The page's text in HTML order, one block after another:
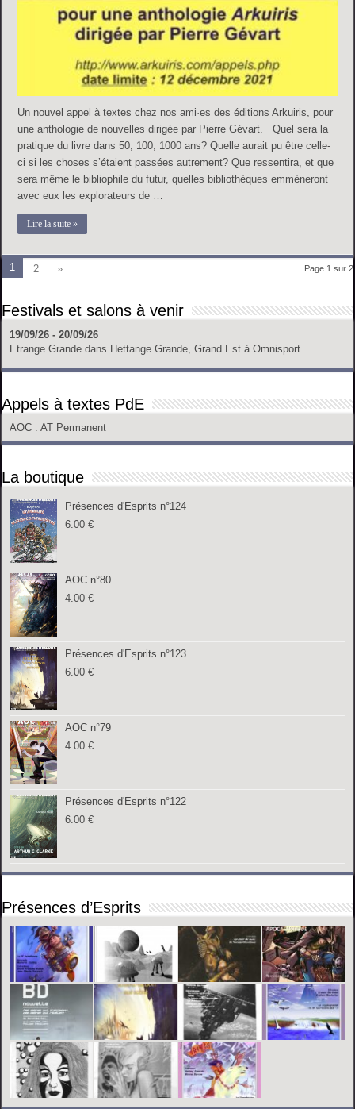
Un nouvel appel à textes chez nos ami·es des éditions Arkuiris, pour
une anthologie de nouvelles dirigée par Pierre Gévart. Quel sera la
pratique du livre dans 50, 100, 1000 ans? Quelle aurait pu être celle-
ci si les choses s’étaient passées autrement? Que ressentira, et que
sera même le bibliophile du futur, quelles bibliothèques emmèneront
avec eux les explorateurs de …
Lire la suite »
Page 1 sur 2
1 2 »
Festivals et salons à venir
19/09/26 - 20/09/26
Etrange Grande dans Hettange Grande, Grand Est à Omnisport
Appels à textes PdE
AOC : AT Permanent
La boutique
Présences d'Esprits n°124
6.00€
AOC n°80
4.00€
Présences d'Esprits n°123
6.00€
AOC n°79
4.00€
Présences d'Esprits n°122
6.00€
Présences d’Esprits